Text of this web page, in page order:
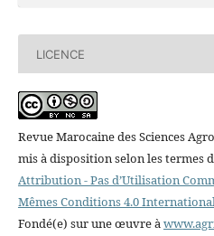
LICENCE
Revue Marocaine des Sciences
mis à disposition selon les termes
Attribution - Pas d’Utilisation
Mêmes Conditions 4.0
Fondé(e) sur une œuvre à